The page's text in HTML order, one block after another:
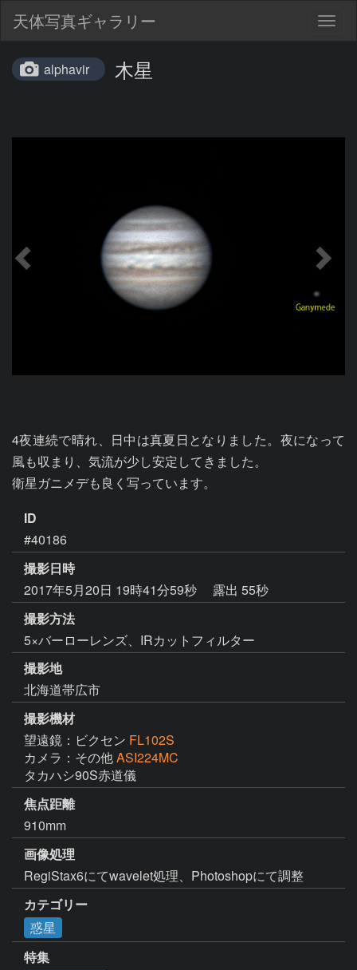
天体写真ギャラリー
alphavir 木星
4夜連続で晴れ、日中は真夏日となりました。夜になって
風も収まり、気流が少し安定してきました。
衛星ガニメデも良く写っています。
ID
#40186
撮影日時
2017年5月20日 19時41分59秒
露出 55秒
撮影方法
5×バーローレンズ、IRカットフィルター
撮影地
北海道帯広市
撮影機材
望遠鏡：ビクセン FL102S
カメラ：その他ASI224MC
タカハシ90S赤道儀
焦点距離
910mm
画像処理
RegiStax6にてwavelet処理、Photoshopにて調整
カテゴリー
惑星
特集